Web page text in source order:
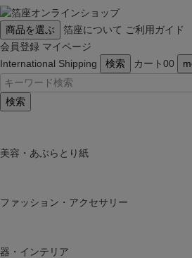
商品を選ぶ 箔座について ご利用ガイド
会員登録 マイページ
International Shipping
検索 カート00
検索
美容・あぶらとり紙
ファッション・アクセサリー
器・インテリア